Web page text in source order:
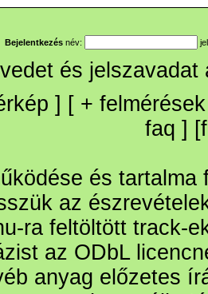
Bejelentkezés név:
és
] [ + felmérések
faq ] [
és
az
ra feltöltött track-
az ODbL
anyag előzetes